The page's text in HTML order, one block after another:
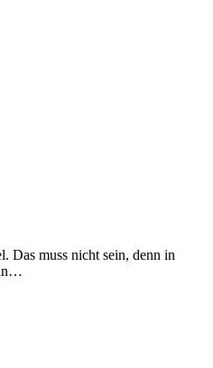
Das muss nicht sein, denn in
in…